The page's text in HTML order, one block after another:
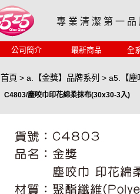
專 業 清 潔 第 一 品
公司簡介 最新商品 全
首頁 > a.【金獎】品牌系列 > a5.【塵
C4803/塵咬巾印花綿柔抹布(30x30-3入)